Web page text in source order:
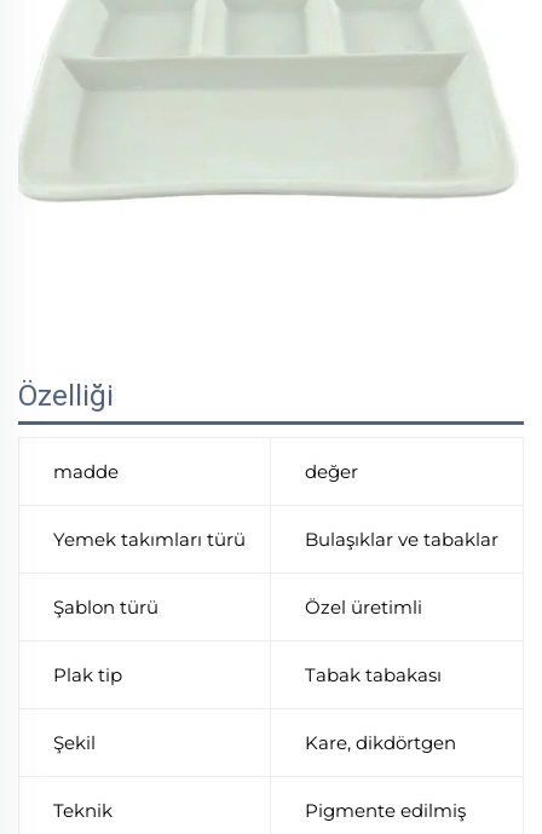
Özelliği
madde değer
Yemek takımları türü Bulaşıklar ve tabaklar
Şablon türü Özel üretimli
Plak tip Tabak tabakası
Şekil Kare, dikdörtgen
Teknik Pigmente edilmiş